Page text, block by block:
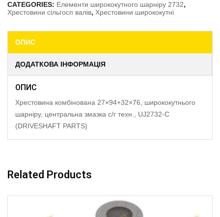
CATEGORIES: Елементи ширококутного шарніру 2732,
Хрестовини сільгосп валів, Хрестовини ширококутні
ОПИС
ДОДАТКОВА ІНФОРМАЦІЯ
ОПИС
Хрестовина комбінована 27×94+32×76, ширококутнього
шарніру, центральна змазка с/г техн., UJ2732-C
(DRIVESHAFT PARTS)
Related Products